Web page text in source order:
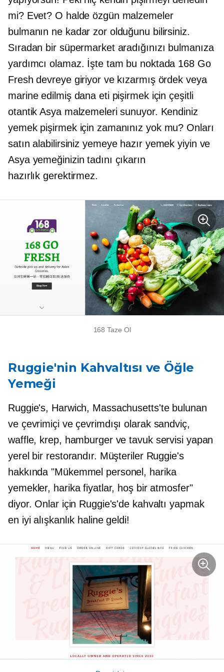
mi? Evet? O halde özgün malzemeler
bulmanın ne kadar zor olduğunu bilirsiniz.
Sıradan bir süpermarket aradığınızı bulmanıza
yardımcı olamaz. İşte tam bu noktada 168 Go
Fresh devreye giriyor ve kızarmış ördek veya
marine edilmiş dana eti pişirmek için çeşitli
otantik Asya malzemeleri sunuyor. Kendiniz
yemek pişirmek için zamanınız yok mu? Onları
satın alabilirsiniz yemeye hazıryemek yiyin ve
Asya yemeğinizin tadını çıkarın
hazırlık gerektirmez.
168 Taze Ol
Ruggie'nin Kahvaltısı ve Öğle
Yemeği
Ruggie's, Harwich, Massachusetts'te bulunan
ve çevrimiçi ve çevrimdışı olarak sandviç,
waffle, krep, hamburger ve tavuk servisi yapan
yerel bir restorandır. Müşteriler Ruggie's
hakkında "Mükemmel personel, harika
yemekler, harika fiyatlar, hoş bir atmosfer"
diyor. Onlar için Ruggie's'de kahvaltı yapmak
en iyi alışkanlık haline geldi!